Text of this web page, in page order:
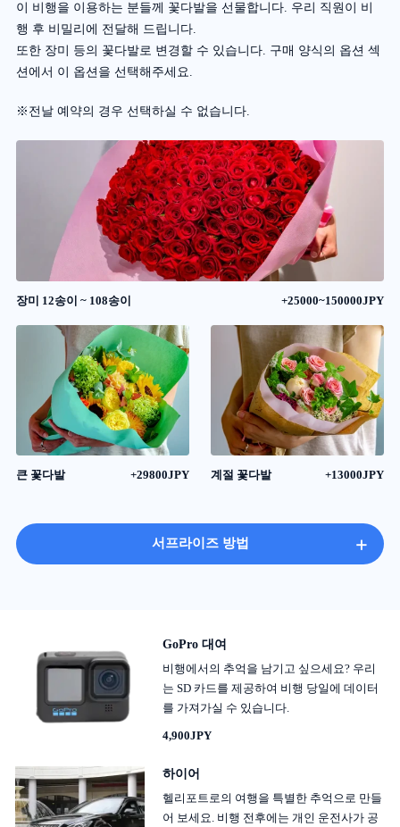
이 비행을 이용하는 분들께 꽃다발을 선물합니다. 우리 직원이 비
행 후 비밀리에 전달해 드립니다.
또한 장미 등의 꽃다발로 변경할 수 있습니다. 구매 양식의 옵션 섹
션에서 이 옵션을 선택해주세요.
※전날 예약의 경우 선택하실 수 없습니다.
장미 12송이 ~ 108송이 +25000~150000JPY
큰 꽃다발 +29800JPY 계절 꽃다발 +13000JPY
서프라이즈 방법 +
GoPro 대여
비행에서의 추억을 남기고 싶으세요? 우리
는 SD 카드를 제공하여 비행 당일에 데이터
를 가져가실 수 있습니다.
4,900JPY
하이어
헬리포트로의 여행을 특별한 추억으로 만들
어 보세요. 비행 전후에는 개인 운전사가 공